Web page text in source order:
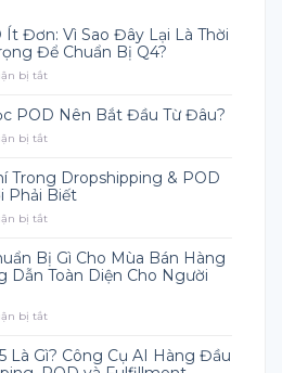
Đơn: Vì Sao Đây Lại Là Thời
Để Chuẩn Bị Q4?
bị tắt
8
POD
Vì
Sao
Thời
Điểm
Bị
Q4?
POD Nên Bắt Đầu Từ Đâu?
bị tắt
Mới
Học
POD
Đầu
Từ
Đâu?
Trong Dropshipping & POD
Phải Biết
bị tắt
Chi
Phí
Trong
Mà
Người
Bị Gì Cho Mùa Bán Hàng
Dẫn Toàn Diện Cho Người
bị tắt
3
Nên
Là Gì? Công Cụ AI Hàng Đầu